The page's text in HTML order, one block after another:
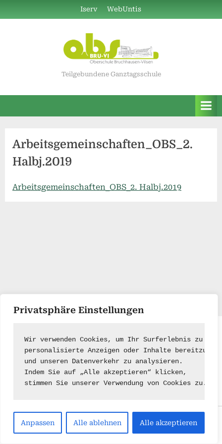
Privatsphäre Einstellungen
Wir verwenden Cookies, um Ihr Surferlebnis zu
personalisierte Anzeigen oder Inhalte
und unseren Datenverkehr zu analysieren.
Indem Sie auf „Alle akzeptieren“ klicken,
stimmen Sie unserer Verwendung von Cookies zu.
Anpassen Alle ablehnen Alle akzeptieren
to
Iserv WebUntis
Teilgebundene Ganztagsschule
Arbeitsgemeinschaften_OBS_2.
Halbj.2019
Arbeitsgemeinschaften_OBS_2. Halbj.2019
Impressum Kontakt
Copyright © 2026 .
Powered byPressBook Green WordPress theme